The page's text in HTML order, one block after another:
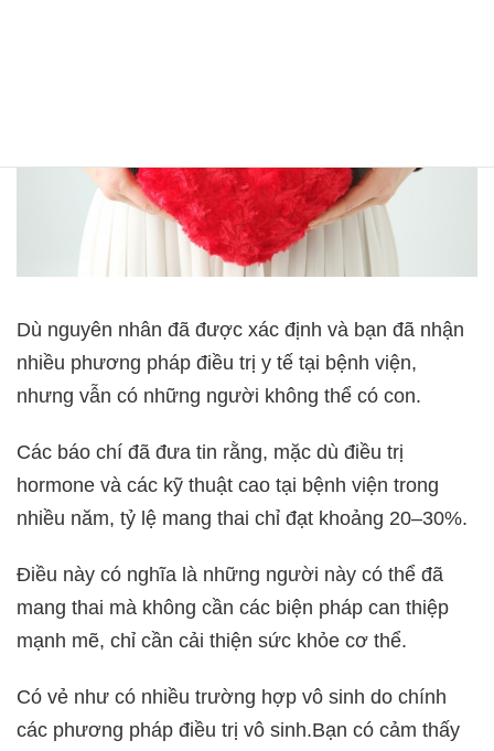
Dù nguyên nhân đã được xác định và bạn đã nhận
nhiều phương pháp điều trị y tế tại bệnh viện,
nhưng vẫn có những người không thể có con.
Các báo chí đã đưa tin rằng, mặc dù điều trị
hormone và các kỹ thuật cao tại bệnh viện trong
nhiều năm, tỷ lệ mang thai chỉ đạt khoảng 20–30%.
Điều này có nghĩa là những người này có thể đã
mang thai mà không cần các biện pháp can thiệp
mạnh mẽ, chỉ cần cải thiện sức khỏe cơ thể.
Có vẻ như có nhiều trường hợp vô sinh do chính
các phương pháp điều trị vô sinh.Bạn có cảm thấy